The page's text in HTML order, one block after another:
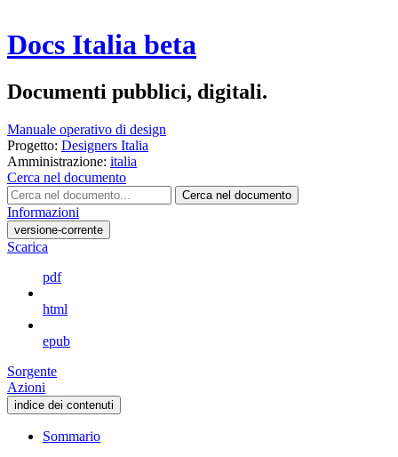
Docs Italia beta
Documenti pubblici, digitali.
Manuale operativo di design
Progetto: Designers Italia
Amministrazione: italia
Cerca nel documento
Cerca nel documento
Informazioni
versione-corrente
Scarica
pdf
html
epub
Sorgente
Azioni
indice dei contenuti
Sommario